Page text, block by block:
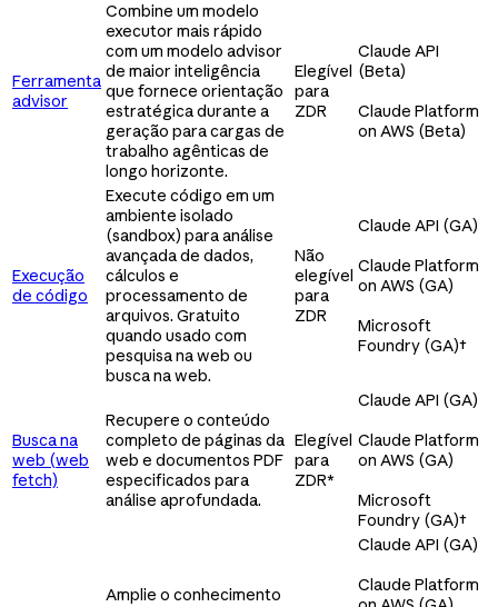
Ferramenta
advisor
Combine um modelo
executor mais rápido
com um modelo advisor
de maior inteligência
que fornece orientação
estratégica durante a
geração para cargas de
trabalho agênticas de
longo horizonte.
Elegível
para
ZDR
Claude API
(Beta)
Claude Platform
on AWS (Beta)
Execução
de código
Execute código em um
ambiente isolado
(sandbox) para análise
avançada de dados,
cálculos e
processamento de
arquivos. Gratuito
quando usado com
pesquisa na web ou
busca na web.
Não
elegível
para
ZDR
Claude API (GA)
Claude Platform
on AWS (GA)
Microsoft
Foundry (GA)†
Busca na
web (web
fetch)
Recupere o conteúdo
completo de páginas da
web e documentos PDF
especificados para
análise aprofundada.
Elegível
para
ZDR*
Claude API (GA)
Claude Platform
on AWS (GA)
Microsoft
Foundry (GA)†
Amplie o conhecimento
Claude API (GA)
Claude Platform